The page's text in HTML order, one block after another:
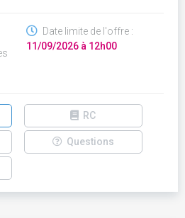
Date limite de l'offre :
11/09/2026 à 12h00
RC
Questions